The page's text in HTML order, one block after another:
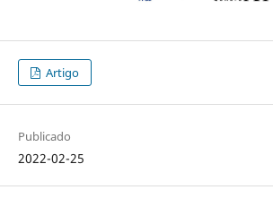
Artigo
Publicado
2022-02-25